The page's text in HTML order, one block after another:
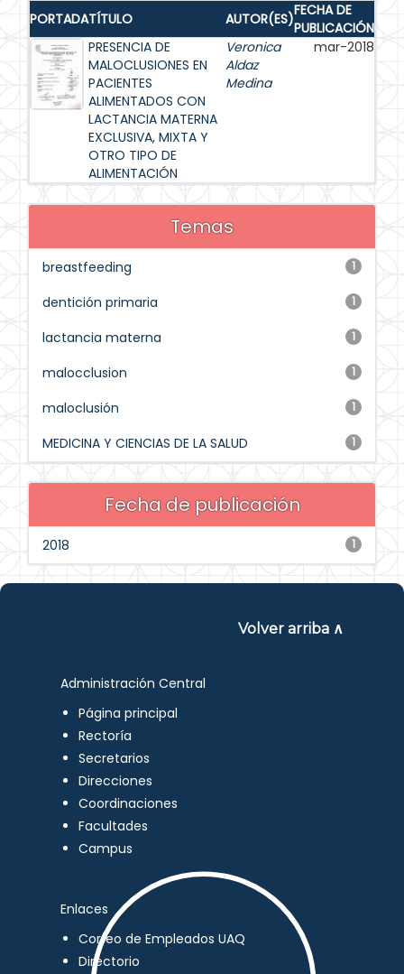
PORTADATÍTULO AUTOR(ES)FECHA DE
PUBLICACIÓN
PRESENCIA DE
MALOCLUSIONES EN
PACIENTES
ALIMENTADOS CON
LACTANCIA MATERNA
EXCLUSIVA, MIXTA Y
OTRO TIPO DE
ALIMENTACIÓN
Veronica
Aldaz
Medina
mar-2018
Temas
1
breastfeeding
1
dentición primaria
1
lactancia materna
1
malocclusion
1
maloclusión
1
MEDICINA Y CIENCIAS DE LA SALUD
Fecha de publicación
1
2018
Volver arriba ∧
Administración Central
Página principal
Rectoría
Secretarios
Direcciones
Coordinaciones
Facultades
Campus
Enlaces
Correo de Empleados UAQ
Directorio